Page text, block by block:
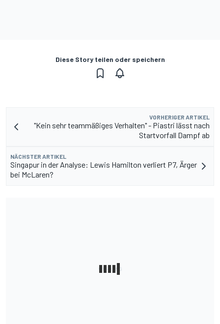
Diese Story teilen oder speichern
VORHERIGER ARTIKEL
"Kein sehr teammäßiges Verhalten" - Piastri lässt nach
Startvorfall Dampf ab
NÄCHSTER ARTIKEL
Singapur in der Analyse: Lewis Hamilton verliert P7, Ärger
bei McLaren?